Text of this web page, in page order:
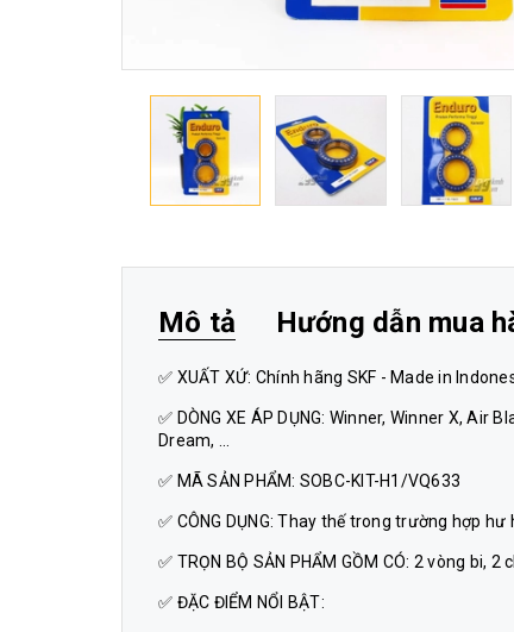
Mô tả Hướng dẫn mua
✅ XUẤT XỨ: Chính hãng SKF - Made in
✅ DÒNG XE ÁP DỤNG: Winner, Winner X, Air
Dream, ...
✅ MÃ SẢN PHẨM: SOBC-KIT-H1/VQ633
✅ CÔNG DỤNG: Thay thế trong trường hợp hư
✅ TRỌN BỘ SẢN PHẨM GỒM CÓ: 2 vòng bi,
✅ ĐẶC ĐIỂM NỔI BẬT: